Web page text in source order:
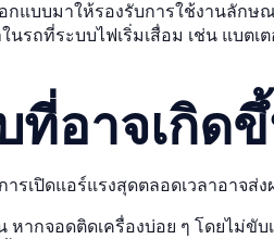
กแบบมาให้รองรับการใช้งานลักษ
รถที่ระบบไฟเริ่มเสื่อม เช่น แบตเ
ที่อาจเกิด
รเปิดแอร์แรงสุดตลอดเวลาอาจส่ง
หากจอดติดเครื่องบ่อย ๆ โดยไม่ขับ